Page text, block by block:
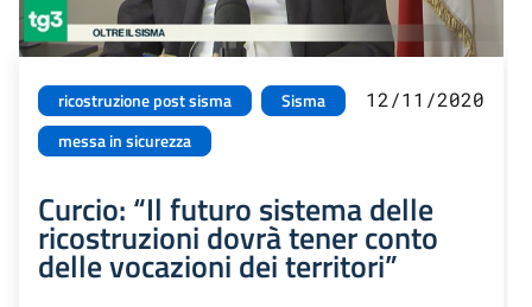
ricostruzione post sisma
Sisma
messa in sicurezza
12/11/2020
Curcio: “Il futuro sistema delle
ricostruzioni dovrà tener conto
delle vocazioni dei territori”